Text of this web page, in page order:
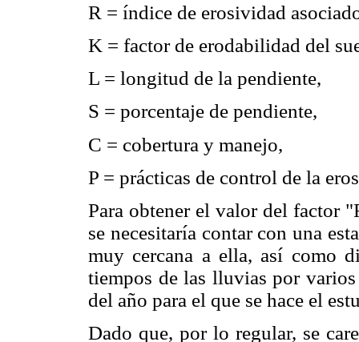
R = índice de erosividad
K = factor de erodabilidad del
L = longitud de la pendiente,
S = porcentaje de pendiente,
C = cobertura y manejo,
P = prácticas de control de la
Para obtener el valor del factor
se necesitaría contar con una
muy cercana a ella, así como
tiempos de las lluvias por
del año para el que se hace el
Dado que, por lo regular, se